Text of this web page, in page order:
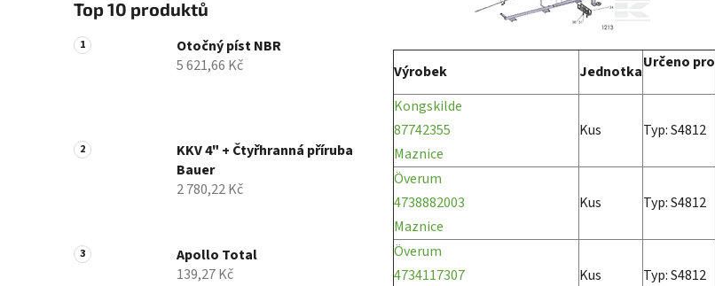
Top 10 produktů
Otočný píst NBR
5 621,66 Kč
KKV 4" + Čtyřhranná příruba
Bauer
2 780,22 Kč
Apollo Total
139,27 Kč
Výrobek JednotkaUrčeno pro
Kongskilde
87742355
Maznice
Kus Typ: S4812
Överum
4738882003
Maznice
Kus Typ: S4812
Överum
4734117307
Kus Typ: S4812